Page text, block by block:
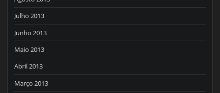
Julho 2013
Junho 2013
Maio 2013
Abril 2013
Março 2013